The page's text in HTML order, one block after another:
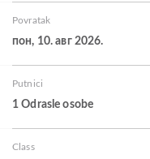
Povratak
пон, 10. авг 2026.
Putnici
1 Odrasle osobe
Class